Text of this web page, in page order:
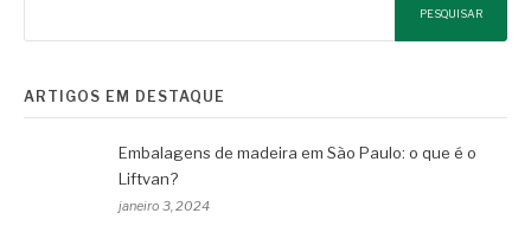
PESQUISAR
ARTIGOS EM DESTAQUE
Embalagens de madeira em São Paulo: o que é o
Liftvan?
janeiro 3, 2024